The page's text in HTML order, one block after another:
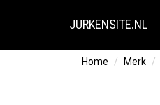
JURKENSITE.NL
Home Merk